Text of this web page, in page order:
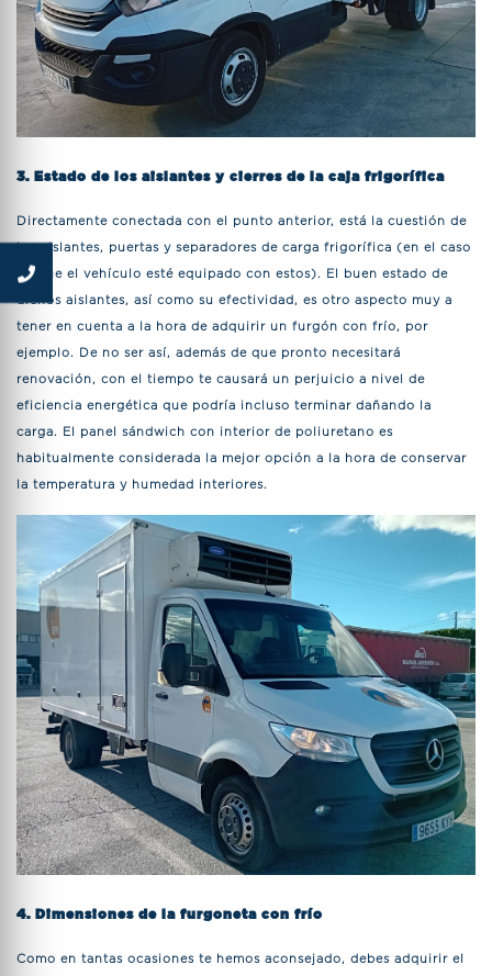
3. Estado de los aislantes y cierres de la caja frigorífica
Directamente conectada con el punto anterior, está la cuestión de
los aislantes, puertas y separadores de carga frigorífica (en el caso
de que el vehículo esté equipado con estos). El buen estado de
dichos aislantes, así como su efectividad, es otro aspecto muy a
tener en cuenta a la hora de adquirir un furgón con frío, por
ejemplo. De no ser así, además de que pronto necesitará
renovación, con el tiempo te causará un perjuicio a nivel de
eficiencia energética que podría incluso terminar dañando la
carga. El panel sándwich con interior de poliuretano es
habitualmente considerada la mejor opción a la hora de conservar
la temperatura y humedad interiores.
4. Dimensiones de la furgoneta con frío
Como en tantas ocasiones te hemos aconsejado, debes adquirir el